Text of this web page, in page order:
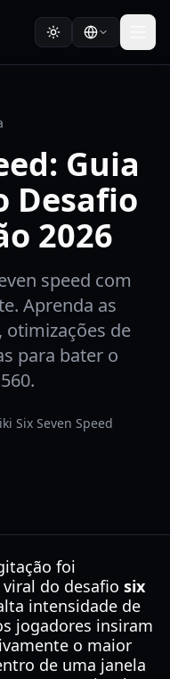
Guia
Desafio
2026
speed com
Aprenda as
otimizações de
para bater o
Six Seven Speed
foi
do desafio six
intensidade de
jogadores insiram
o maior
de uma janela